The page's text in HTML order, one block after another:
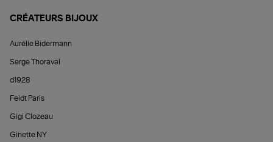
CRÉATEURS BIJOUX
Aurélie Bidermann
Serge Thoraval
d1928
Feidt Paris
Gigi Clozeau
Ginette NY